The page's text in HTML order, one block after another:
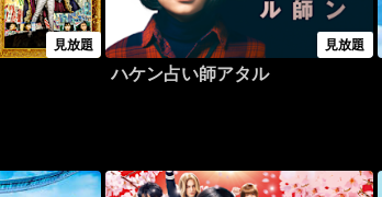
見放題 見放題
ハケン占い師アタル